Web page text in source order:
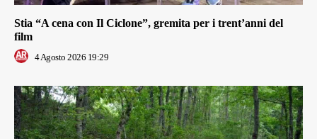
Stia “A cena con Il Ciclone”, gremita per i trent’anni del
film
4 Agosto 2026 19:29